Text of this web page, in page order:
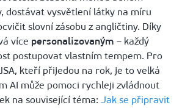
dostávat vysvětlení látky na míru
slovní zásobu z angličtiny. Díky
více personalizovaným – každý
postupovat vlastním tempem. Pro
kteří přijedou na rok, je to velká
AI může pomoci rychleji zvládnout
na související téma: Jak se připravit